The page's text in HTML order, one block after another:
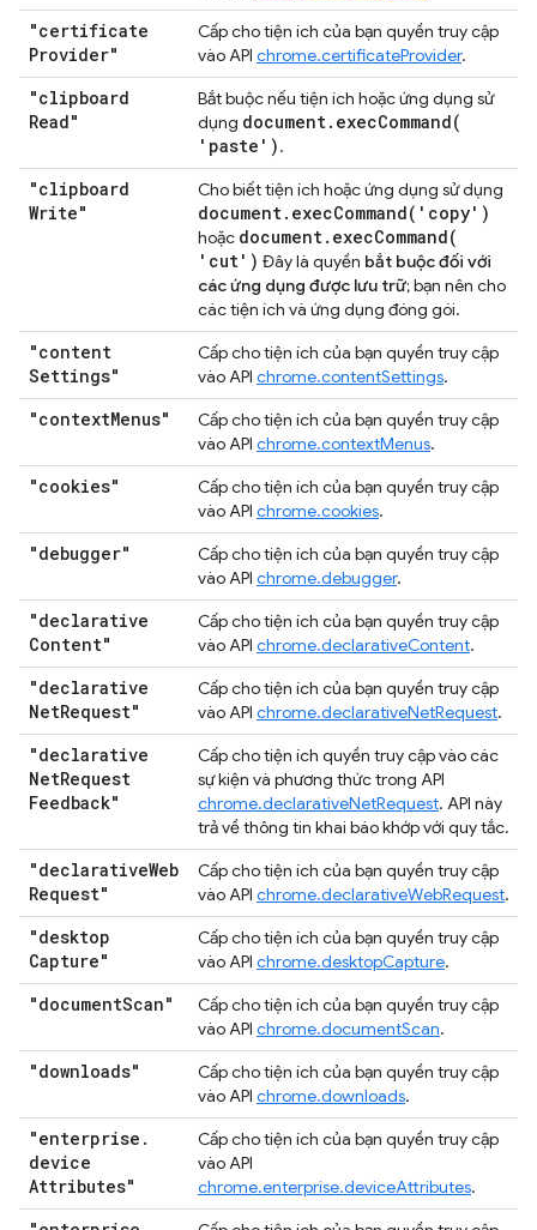
"certificate
Provider"
Cấp cho tiện ích của bạn quyền truy cập
vào API chrome.certificateProvider.
"clipboard
Read"
Bắt buộc nếu tiện ích hoặc ứng dụng sử
dụng document. execCommand(
'paste').
"clipboard
Write"
Cho biết tiện ích hoặc ứng dụng sử dụng
document. execCommand( 'copy')
hoặc document. execCommand(
'cut') Đây là quyền bắt buộc đối với
các ứng dụng được lưu trữ; bạn nên cho
các tiện ích và ứng dụng đóng gói.
"content
Settings"
Cấp cho tiện ích của bạn quyền truy cập
vào API chrome.contentSettings.
"contextMenus"
Cấp cho tiện ích của bạn quyền truy cập
vào API chrome.contextMenus.
"cookies"
Cấp cho tiện ích của bạn quyền truy cập
vào API chrome.cookies.
"debugger"
Cấp cho tiện ích của bạn quyền truy cập
vào API chrome.debugger.
"declarative
Content"
Cấp cho tiện ích của bạn quyền truy cập
vào API chrome.declarativeContent.
"declarative
NetRequest"
Cấp cho tiện ích của bạn quyền truy cập
vào API chrome.declarativeNetRequest.
"declarative
NetRequest
Feedback"
Cấp cho tiện ích quyền truy cập vào các
sự kiện và phương thức trong API
chrome.declarativeNetRequest. API này
trả về thông tin khai báo khớp với quy tắc.
"declarativeWeb
Request"
Cấp cho tiện ích của bạn quyền truy cập
vào API chrome.declarativeWebRequest.
"desktop
Capture"
Cấp cho tiện ích của bạn quyền truy cập
vào API chrome.desktopCapture.
"documentScan"
Cấp cho tiện ích của bạn quyền truy cập
vào API chrome.documentScan.
"downloads"
Cấp cho tiện ích của bạn quyền truy cập
vào API chrome.downloads.
"enterprise .
device
Attributes"
Cấp cho tiện ích của bạn quyền truy cập
vào API
chrome.enterprise.deviceAttributes.